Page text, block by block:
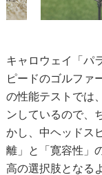
キャロウェイ「
ピードのゴルファ
の性能テストでは
ンしているので、
かし、中ヘッドス
離」と「寛容性」
高の選択肢となる